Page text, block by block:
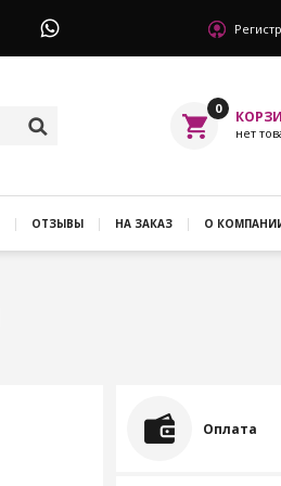
0
ОТЗЫВЫ НА ЗАКАЗ О
Оплата